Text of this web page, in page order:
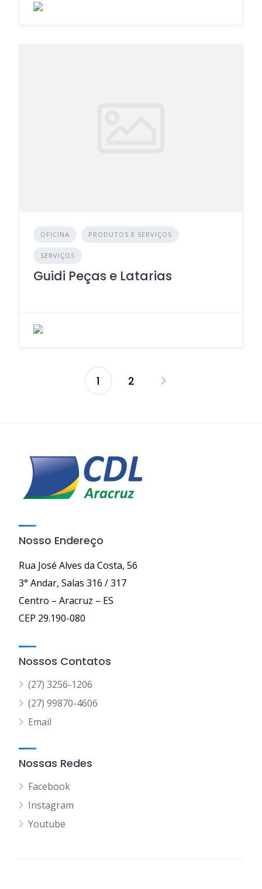
OFICINA PRODUTOS E SERVIÇOS
SERVIÇOS
Guidi Peças e Latarias
Paginação
1 2
Nosso Endereço
Rua José Alves da Costa, 56
3° Andar, Salas 316 / 317
Centro – Aracruz – ES
CEP 29.190-080
Nossos Contatos
(27) 3256-1206
(27) 99870-4606
Email
Nossas Redes
Facebook
Instagram
Youtube